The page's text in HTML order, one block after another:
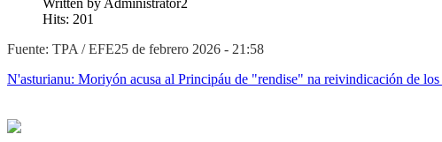
Written by Administrator2
Hits: 201
Fuente: TPA / EFE25 de febrero 2026 - 21:58
N'asturianu: Moriyón acusa al Principáu de "rendise" na reivindicación de los